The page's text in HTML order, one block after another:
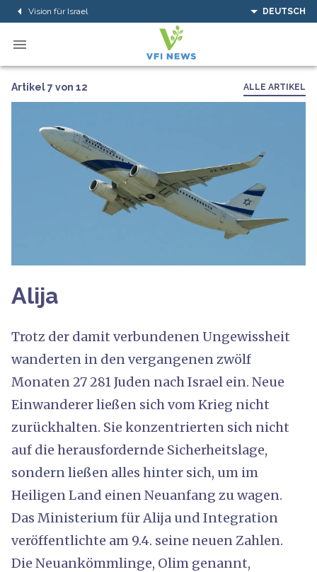
Vision für Israel DEUTSCH
Artikel 7 von 12 ALLE ARTIKEL
Alija
Trotz der damit verbundenen Ungewissheit
wanderten in den vergangenen zwölf
Monaten 27 281 Juden nach Israel ein. Neue
Einwanderer ließen sich vom Krieg nicht
zurückhalten. Sie konzentrierten sich nicht
auf die herausfordernde Sicherheitslage,
sondern ließen alles hinter sich, um im
Heiligen Land einen Neuanfang zu wagen.
Das Ministerium für Alija und Integration
veröffentlichte am 9.4. seine neuen Zahlen.
Die Neuankömmlinge, Olim genannt,